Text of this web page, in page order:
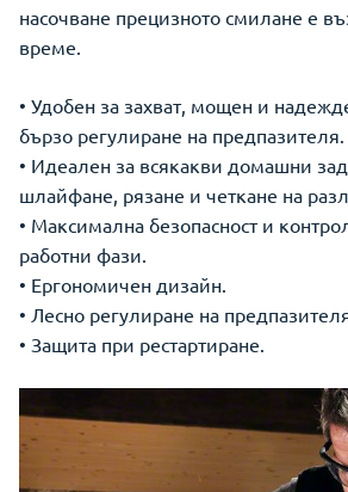
насочване прецизното смилане е
време.
• Удобен за захват, мощен и
бързо регулиране на предпазителя.
• Идеален за всякакви домашни
шлайфане, рязане и четкане на
• Максимална безопасност и
работни фази.
• Ергономичен дизайн.
• Лесно регулиране на
• Защита при рестартиране.